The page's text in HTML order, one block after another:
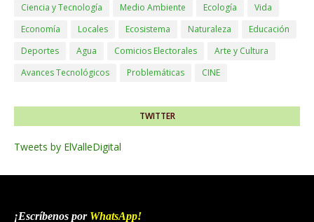
Ciencia y Tecnología
Medio Ambiente Ecología
Vida
Economía
Locales Ecosistema Naturaleza
Educación
Deportes
Agua Comicios Electorales
Arte y Cultura
Avances Tecnológicos
Problemáticas CINE
TWITTER
Tweets by ElValleDigital
¡Escríbenos por WhatsApp!